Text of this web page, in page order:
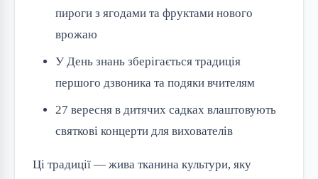
пироги з ягодами та фруктами нового
врожаю
У День знань зберігається традиція
першого дзвоника та подяки вчителям
27 вересня в дитячих садках влаштовують
святкові концерти для вихователів
Ці традиції — жива тканина культури, яку